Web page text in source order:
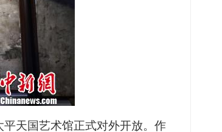
天国艺术馆正式对外开放。作